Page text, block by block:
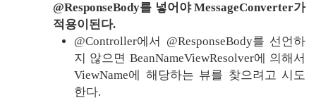
@ResponseBody를 넣어야 MessageConverter가
적용이된다.
@Controller에서 @ResponseBody를 선언하
지 않으면 BeanNameViewResolver에 의해서
ViewName에 해당하는 뷰를 찾으려고 시도
한다.